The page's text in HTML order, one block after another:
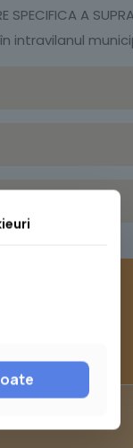
A
în intravilanul